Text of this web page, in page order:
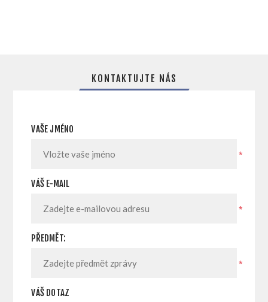
KONTAKTUJTE NÁS
VAŠE JMÉNO
*
VÁŠ E-MAIL
*
PŘEDMĚT:
*
VÁŠ DOTAZ